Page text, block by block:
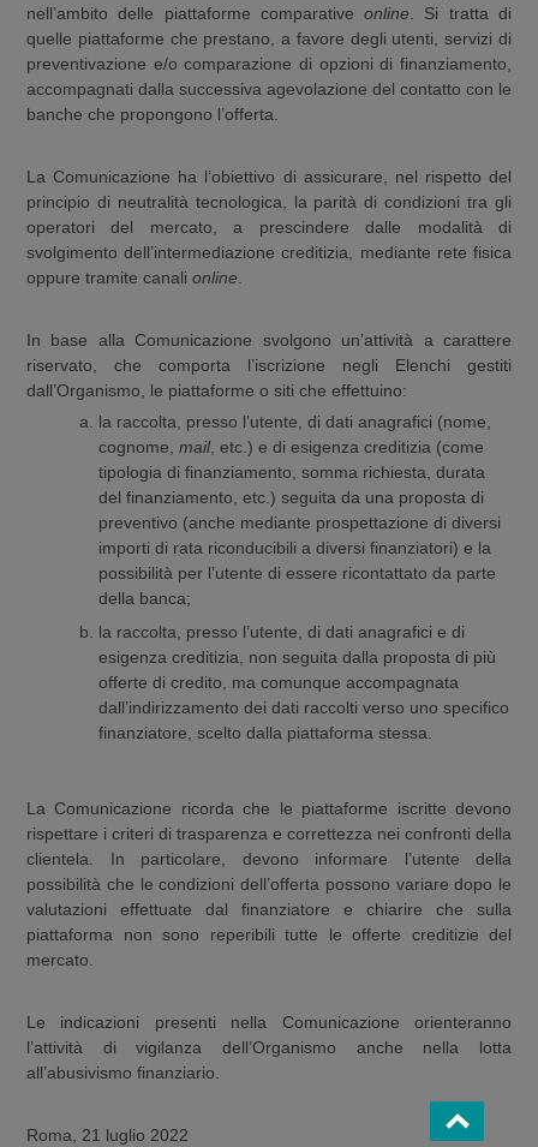
nell’ambito delle piattaforme comparativeonline. Si tratta di
quelle piattaforme che prestano, a favore degli utenti, servizi di
preventivazione e/o comparazione di opzioni di finanziamento,
accompagnati dalla successiva agevolazione del contatto con le
banche che propongono l’offerta.
La Comunicazione ha l’obiettivo di assicurare, nel rispetto del
principio di neutralità tecnologica, la parità di condizioni tra gli
operatori del mercato, a prescindere dalle modalità di
svolgimento dell’intermediazione creditizia, mediante rete fisica
oppure tramite canali online.
In base alla Comunicazione svolgono un’attività a carattere
riservato, che comporta l’iscrizione negli Elenchi gestiti
dall’Organismo, le piattaforme o siti che effettuino:
la raccolta, presso l’utente, di dati anagrafici (nome,
cognome, mail, etc.) e di esigenza creditizia (come
tipologia di finanziamento, somma richiesta, durata
del finanziamento, etc.) seguita da una proposta di
preventivo (anche mediante prospettazione di diversi
importi di rata riconducibili a diversi finanziatori) e la
possibilità per l’utente di essere ricontattato da parte
della banca;
la raccolta, presso l’utente, di dati anagrafici e di
esigenza creditizia, non seguita dalla proposta di più
offerte di credito, ma comunque accompagnata
dall’indirizzamento dei dati raccolti verso uno specifico
finanziatore, scelto dalla piattaforma stessa.
La Comunicazione ricorda che le piattaforme iscritte devono
rispettare i criteri di trasparenza e correttezza nei confronti della
clientela. In particolare, devono informare l’utente della
possibilità che le condizioni dell’offerta possono variare dopo le
valutazioni effettuate dal finanziatore e chiarire che sulla
piattaforma non sono reperibili tutte le offerte creditizie del
mercato.
Le indicazioni presenti nella Comunicazione orienteranno
l’attività di vigilanza dell’Organismo anche nella lotta
all’abusivismo finanziario.
Roma, 21 luglio 2022